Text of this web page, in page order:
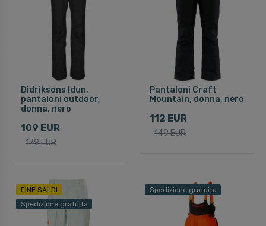
Didriksons Idun,
pantaloni outdoor,
donna, nero
109 EUR
179 EUR
Pantaloni Craft
Mountain, donna, nero
112 EUR
149 EUR
FINE SALDI
Spedizione gratuita
Spedizione gratuita